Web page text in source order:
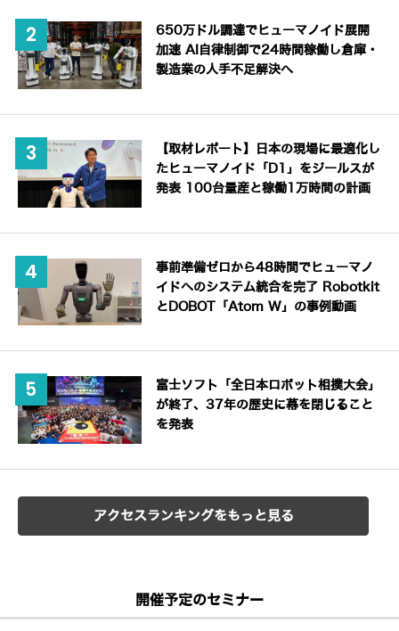
650万ドル調達でヒューマノイド展開
加速 AI自律制御で24時間稼働し倉庫・
製造業の人手不足解決へ
【取材レポート】日本の現場に最適化し
たヒューマノイド「D1」をジールスが
発表 100台量産と稼働1万時間の計画
事前準備ゼロから48時間でヒューマノ
イドへのシステム統合を完了 Robotkit
とDOBOT「Atom W」の事例動画
富士ソフト「全日本ロボット相撲大会」
が終了、37年の歴史に幕を閉じること
を発表
アクセスランキングをもっと見る
開催予定のセミナー